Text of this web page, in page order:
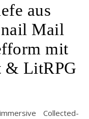
aus
Mail
mit
& LitRPG